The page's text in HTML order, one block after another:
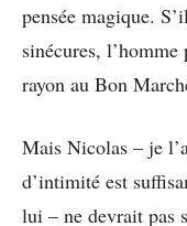
pensée magique.
sinécures,
rayon au Bon
Mais Nicolas – je
d’intimité est
lui – ne devrait pas